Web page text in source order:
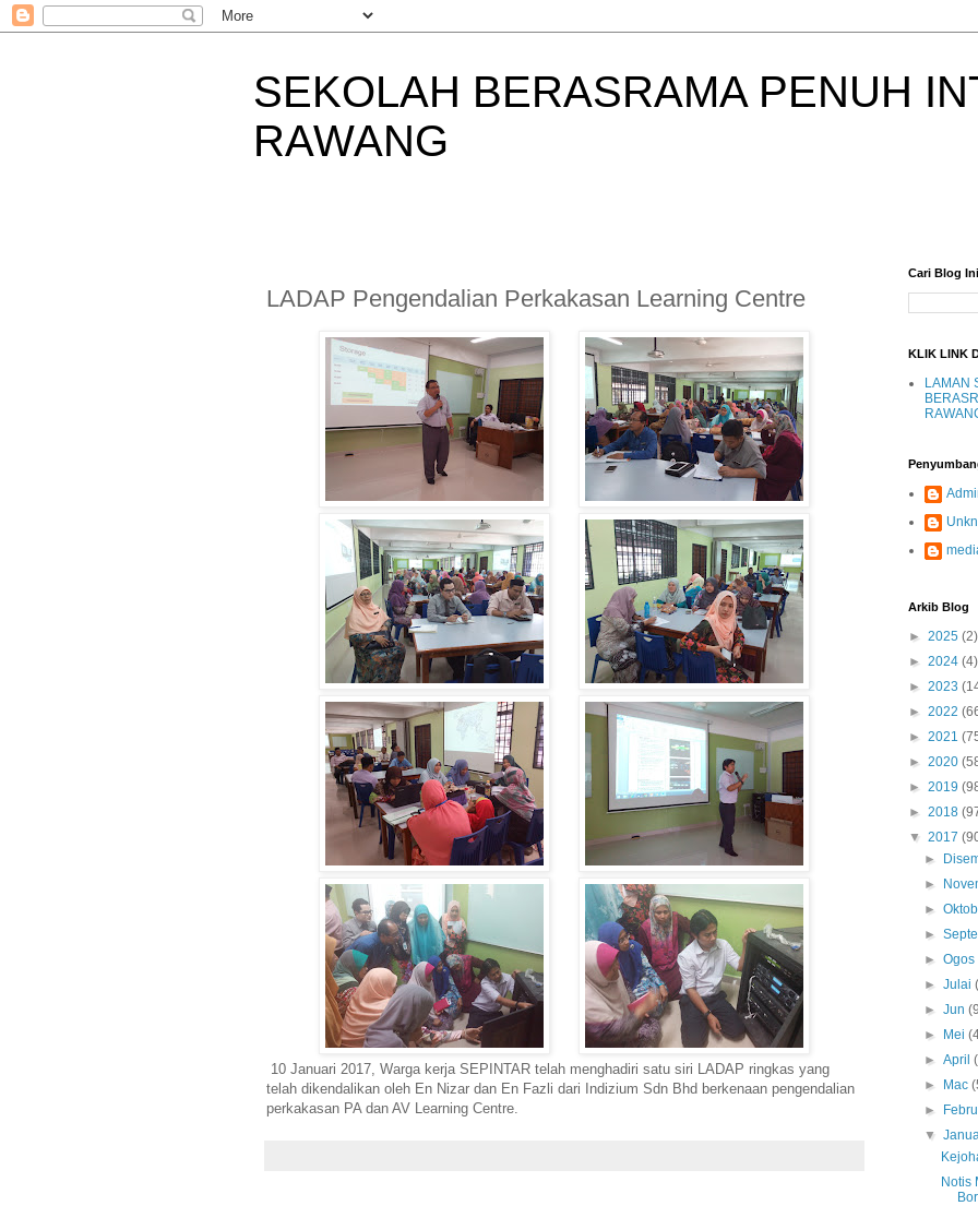
SEKOLAH BERASRAMA PENUH
RAWANG
LADAP Pengendalian Perkakasan Learning Centre
10 Januari 2017, Warga kerja SEPINTAR telah menghadiri satu siri LADAP ringkas yang
telah dikendalikan oleh En Nizar dan En Fazli dari Indizium Sdn Bhd berkenaan pengendalian
perkakasan PA dan AV Learning Centre.
Cari Blog Ini
KLIK LINK
LAMAN
Arkib Blog
► 2025 (2)
► 2024 (4)
► 2023
► 2022
► 2021
► 2020
► 2019
► 2018
▼ 2017
►
►
►
►
►Ogos
►Julai
►Jun
►
Mei
►April
►
Mac
►
▼
Notis